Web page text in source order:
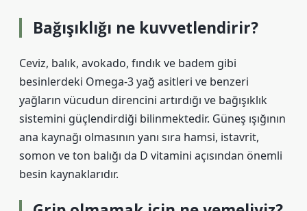
Bağışıklığı ne kuvvetlendirir?
Ceviz, balık, avokado, fındık ve badem gibi
besinlerdeki Omega-3 yağ asitleri ve benzeri
yağların vücudun direncini artırdığı ve bağışıklık
sistemini güçlendirdiği bilinmektedir. Güneş ışığının
ana kaynağı olmasının yanı sıra hamsi, istavrit,
somon ve ton balığı da D vitamini açısından önemli
besin kaynaklarıdır.